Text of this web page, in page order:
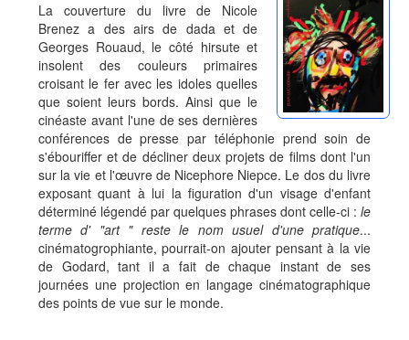
La couverture du livre de Nicole
Brenez a des airs de dada et de
Georges Rouaud, le côté hirsute et
insolent des couleurs primaires
croisant le fer avec les idoles quelles
que soient leurs bords. Ainsi que le
cinéaste avant l'une de ses dernières
conférences de presse par téléphonie prend soin de
s'ébouriffer et de décliner deux projets de films dont l'un
sur la vie et l'œuvre de Nicephore Niepce. Le dos du livre
exposant quant à lui la figuration d'un visage d'enfant
déterminé légendé par quelques phrases dont celle-ci : le
terme d' "art " reste le nom usuel d'une pratique...
cinématogrophiante, pourrait-on ajouter pensant à la vie
de Godard, tant il a fait de chaque instant de ses
journées une projection en langage cinématographique
des points de vue sur le monde.